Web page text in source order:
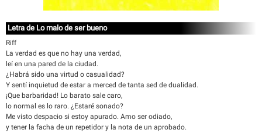
Letra de Lo malo de ser bueno
Riff
La verdad es que no hay una verdad,
leí en una pared de la ciudad.
¿Habrá sido una virtud o casualidad?
Y sentí inquietud de estar a merced de tanta sed de dualidad.
¡Que barbaridad! Lo barato sale caro,
lo normal es lo raro. ¿Estaré sonado?
Me visto despacio si estoy apurado. Amo ser odiado,
y tener la facha de un repetidor y la nota de un aprobado.